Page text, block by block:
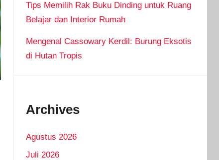
Tips Memilih Rak Buku Dinding untuk Ruang
Belajar dan Interior Rumah
Mengenal Cassowary Kerdil: Burung Eksotis
di Hutan Tropis
Archives
Agustus 2026
Juli 2026